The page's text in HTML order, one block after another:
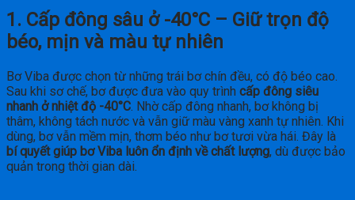
1. Cấp đông sâu ở -40°C – Giữ trọn độ
béo, mịn và màu tự nhiên
Bơ Viba được chọn từ những trái bơ chín đều, có độ béo cao.
Sau khi sơ chế, bơ được đưa vào quy trình cấp đông siêu
nhanh ở nhiệt độ -40°C. Nhờ cấp đông nhanh, bơ không bị
thâm, không tách nước và vẫn giữ màu vàng xanh tự nhiên. Khi
dùng, bơ vẫn mềm mịn, thơm béo như bơ tươi vừa hái. Đây là
bí quyết giúp bơ Viba luôn ổn định về chất lượng, dù được bảo
quản trong thời gian dài.